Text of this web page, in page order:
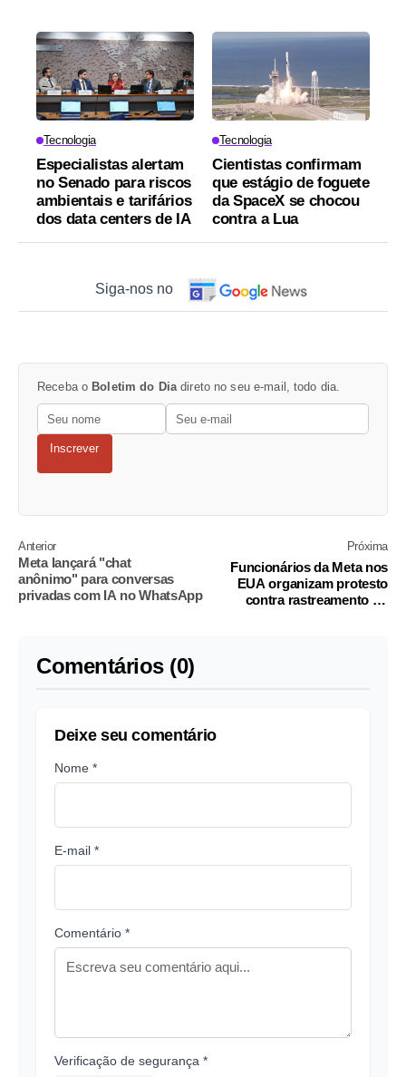
Tecnologia
Especialistas alertam
no Senado para riscos
ambientais e tarifários
dos data centers de IA
Tecnologia
Cientistas confirmam
que estágio de foguete
da SpaceX se chocou
contra a Lua
Siga-nos no
Receba o Boletim do Dia direto no seu e-mail, todo dia.
Inscrever
Anterior
Meta lançará "chat
anônimo" para conversas
privadas com IA no WhatsApp
Próxima
Funcionários da Meta nos
EUA organizam protesto
contra rastreamento do
Comentários (0)
Deixe seu comentário
Nome *
E-mail *
Comentário *
Verificação de segurança *